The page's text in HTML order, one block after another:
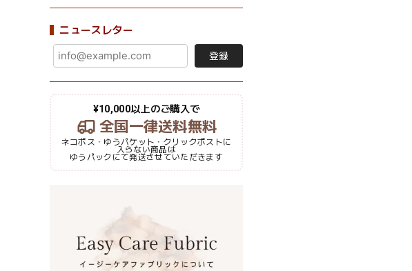
ニュースレター
登録
¥10,000以上のご購入で
全国一律送料無料
ネコポス・ゆうパケット・クリックポストに
入らない商品は
ゆうパックにて発送させていただきます